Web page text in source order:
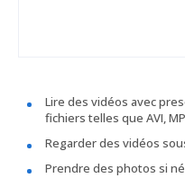
Lire des vidéos avec
fichiers telles que AVI,
Regarder des vidéos
Prendre des photos si